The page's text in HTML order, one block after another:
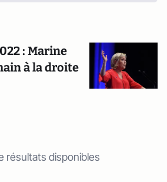
: Marine
à la droite
résultats disponibles